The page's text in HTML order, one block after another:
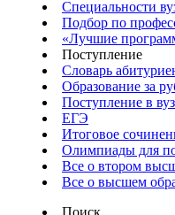
Специальности
Подбор по
«Лучшие
Поступление
Словарь
Образование за
Поступление в вуз
ЕГЭ
Итоговое
Олимпиады для
Все о втором
Все о высшем
Поиск